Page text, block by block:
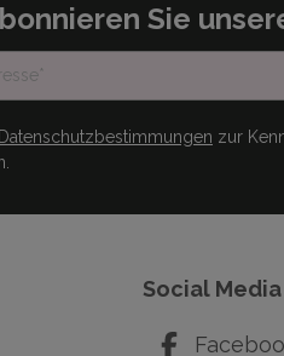
Sie
Datenschutzbestimmungen zur
Social Media